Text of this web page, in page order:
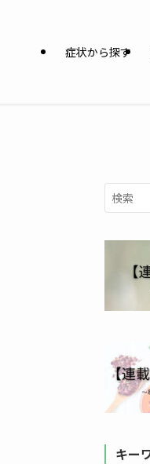
症状から探す
キー